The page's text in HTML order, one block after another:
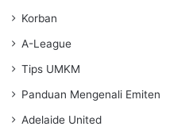
Korban
A-League
Tips UMKM
Panduan Mengenali Emiten
Adelaide United